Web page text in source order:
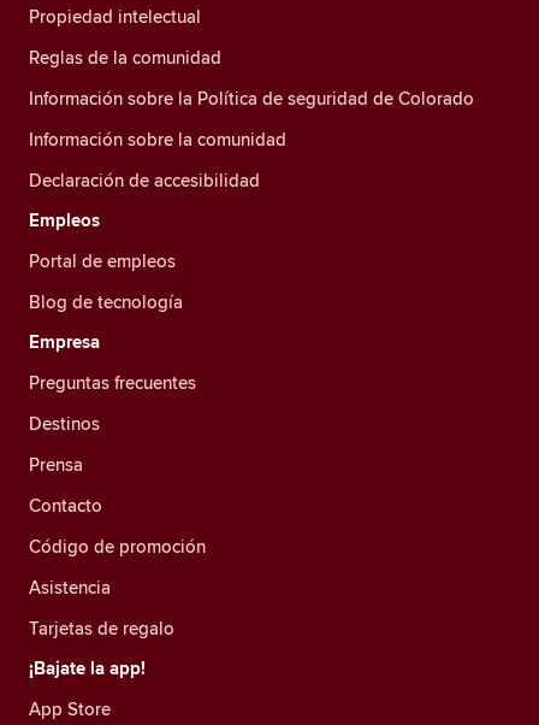
Propiedad intelectual
Reglas de la comunidad
Información sobre la Política de seguridad de Colorado
Información sobre la comunidad
Declaración de accesibilidad
Empleos
Portal de empleos
Blog de tecnología
Empresa
Preguntas frecuentes
Destinos
Prensa
Contacto
Código de promoción
Asistencia
Tarjetas de regalo
¡Bajate la app!
App Store